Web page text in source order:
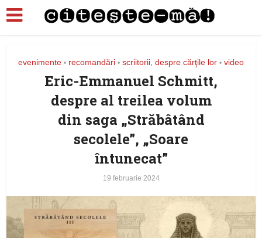
evenimente • recomandări • scriitorii, despre cărţile lor • video
Eric-Emmanuel Schmitt,
despre al treilea volum
din saga „Străbâtând
secolele”, „Soare
întunecat”
19 februarie 2024